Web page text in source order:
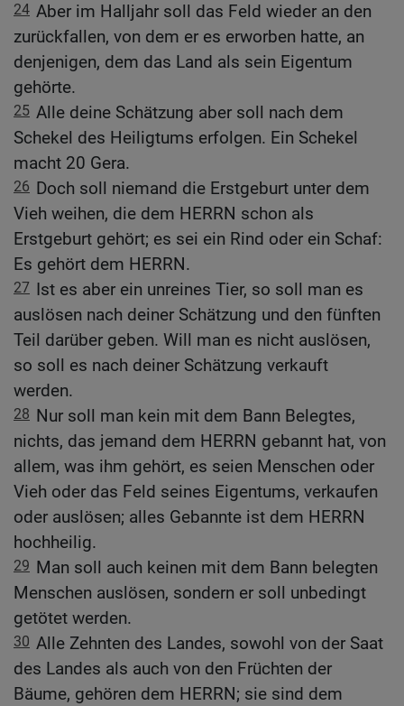
24 Aber im Halljahr soll das Feld wieder an den
zurückfallen, von dem er es erworben hatte, an
denjenigen, dem das Land als sein Eigentum
gehörte.
25 Alle deine Schätzung aber soll nach dem
Schekel des Heiligtums erfolgen. Ein Schekel
macht 20 Gera.
26 Doch soll niemand die Erstgeburt unter dem
Vieh weihen, die dem HERRN schon als
Erstgeburt gehört; es sei ein Rind oder ein Schaf:
Es gehört dem HERRN.
27 Ist es aber ein unreines Tier, so soll man es
auslösen nach deiner Schätzung und den fünften
Teil darüber geben. Will man es nicht auslösen,
so soll es nach deiner Schätzung verkauft
werden.
28 Nur soll man kein mit dem Bann Belegtes,
nichts, das jemand dem HERRN gebannt hat, von
allem, was ihm gehört, es seien Menschen oder
Vieh oder das Feld seines Eigentums, verkaufen
oder auslösen; alles Gebannte ist dem HERRN
hochheilig.
29 Man soll auch keinen mit dem Bann belegten
Menschen auslösen, sondern er soll unbedingt
getötet werden.
30 Alle Zehnten des Landes, sowohl von der Saat
des Landes als auch von den Früchten der
Bäume, gehören dem HERRN; sie sind dem